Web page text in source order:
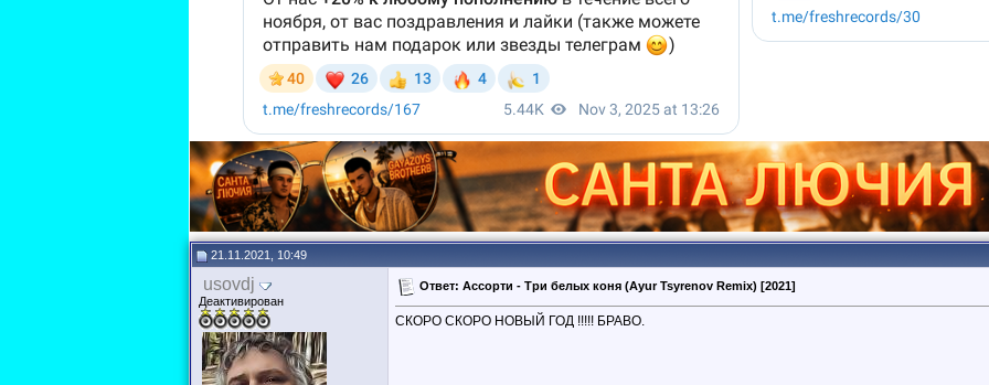
21.11.2021, 10:49
usovdj
Деактивирован
Ответ: Ассорти - Три белых коня (Ayur Tsyrenov Remix) [2021]
СКОРО СКОРО НОВЫЙ ГОД !!!!! БРАВО.